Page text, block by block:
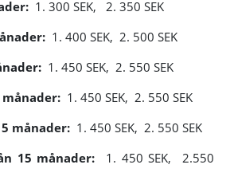
1. 300 SEK,
2. 350 SEK
1. 400 SEK, 2. 500 SEK
1. 450 SEK, 2. 550 SEK
månader: 1. 450 SEK, 2. 550 SEK
månader: 1. 450 SEK, 2. 550 SEK
15 månader:
1. 450 SEK, 2.550